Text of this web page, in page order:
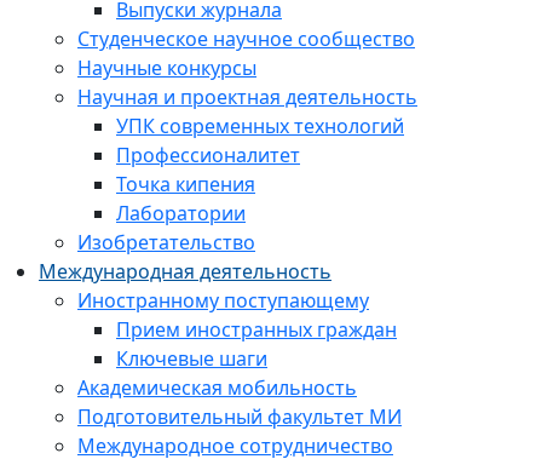
Выпуски журнала
Студенческое научное сообщество
Научные конкурсы
Научная и проектная деятельность
УПК современных технологий
Профессионалитет
Точка кипения
Лаборатории
Изобретательство
Международная деятельность
Иностранному поступающему
Прием иностранных граждан
Ключевые шаги
Академическая мобильность
Подготовительный факультет МИ
Международное сотрудничество